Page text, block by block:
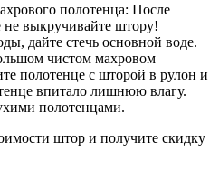
полотенца: После
не выкручивайте штору!
дайте стечь основной воде.
чистом махровом
полотенце с шторой в рулон и
впитало лишнюю влагу.
полотенцами.
штор и получите скидку